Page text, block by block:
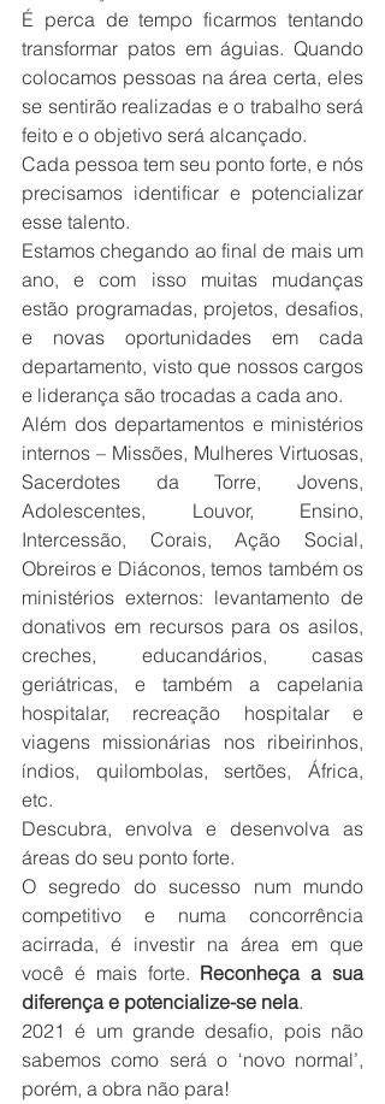
É perca de tempo ficarmos tentando
transformar patos em águias. Quando
colocamos pessoas na área certa, eles
se sentirão realizadas e o trabalho será
feito e o objetivo será alcançado.
Cada pessoa tem seu ponto forte, e nós
precisamos identificar e potencializar
esse talento.
Estamos chegando ao final de mais um
ano, e com isso muitas mudanças
estão programadas, projetos, desafios,
e novas oportunidades em cada
departamento, visto que nossos cargos
e liderança são trocadas a cada ano.
Além dos departamentos e ministérios
internos – Missões, Mulheres Virtuosas,
Sacerdotes da Torre, Jovens,
Adolescentes, Louvor, Ensino,
Intercessão, Corais, Ação Social,
Obreiros e Diáconos, temos também os
ministérios externos: levantamento de
donativos em recursos para os asilos,
creches, educandários, casas
geriátricas, e também a capelania
hospitalar, recreação hospitalar e
viagens missionárias nos ribeirinhos,
índios, quilombolas, sertões, África,
etc.
Descubra, envolva e desenvolva as
áreas do seu ponto forte.
O segredo do sucesso num mundo
competitivo e numa concorrência
acirrada, é investir na área em que
você é mais forte. Reconheça a sua
diferença e potencialize-se nela.
2021 é um grande desafio, pois não
sabemos como será o ‘novo normal’,
porém, a obra não para!